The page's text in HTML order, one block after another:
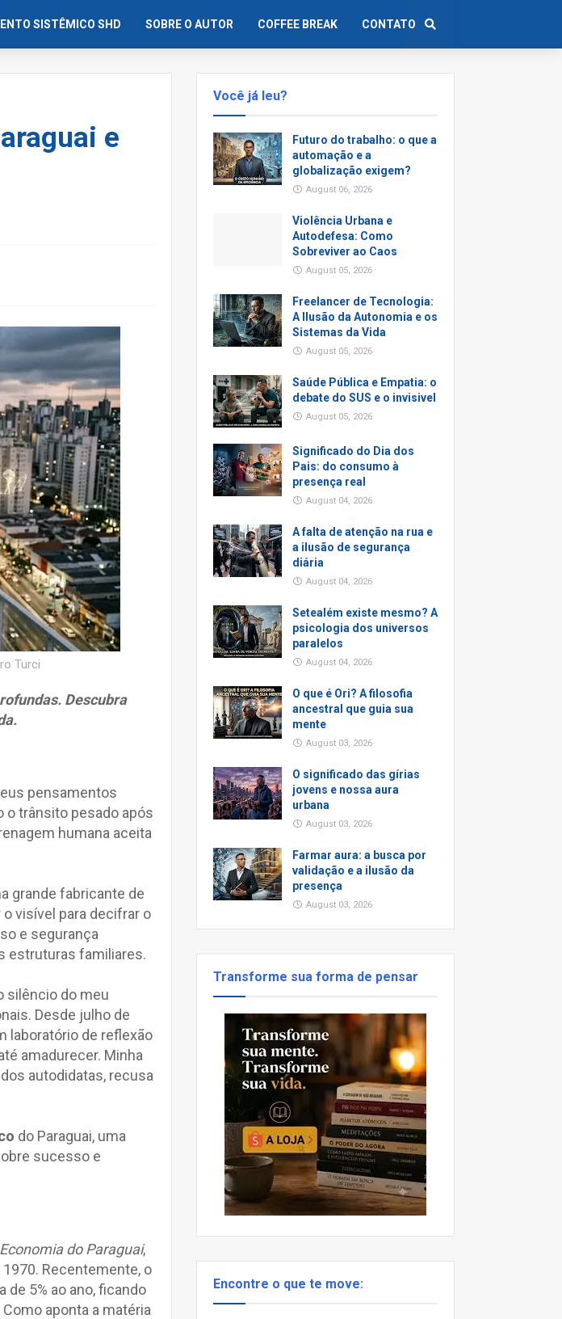
SISTÊMICO SHD SOBRE O AUTOR COFFEE BREAK CONTATO
e
Turci
Descubra
pensamentos
o trânsito pesado após
humana aceita
grande fabricante de
visível para decifrar o
e segurança
estruturas familiares.
silêncio do meu
Desde julho de
laboratório de reflexão
amadurecer. Minha
autodidatas, recusa
do Paraguai, uma
sucesso e
Economia do Paraguai,
Recentemente, o
5% ao ano, ficando
aponta a matéria
Você já leu?
Futuro do trabalho: o que a
automação e a
globalização exigem?
August 06, 2026
Violência Urbana e
Autodefesa: Como
Sobreviver ao Caos
August 05, 2026
Freelancer de Tecnologia:
A Ilusão da Autonomia e os
Sistemas da Vida
August 05, 2026
Saúde Pública e Empatia: o
debate do SUS e o invisivel
August 05, 2026
Significado do Dia dos
Pais: do consumo à
presença real
August 04, 2026
A falta de atenção na rua e
a ilusão de segurança
diária
August 04, 2026
Setealém existe mesmo? A
psicologia dos universos
paralelos
August 04, 2026
O que é Ori? A filosofia
ancestral que guia sua
mente
August 03, 2026
O significado das gírias
jovens e nossa aura
urbana
August 03, 2026
Farmar aura: a busca por
validação e a ilusão da
presença
August 03, 2026
Transforme sua forma de pensar
Encontre o que te move: